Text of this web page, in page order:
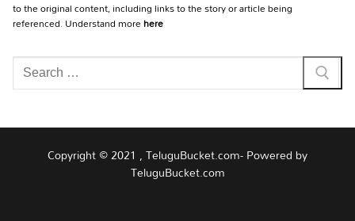
to the original content, including links to the story or article being
referenced. Understand morehere
Search
for:
Copyright © 2021 , TeluguBucket.com- Powered by
TeluguBucket.com